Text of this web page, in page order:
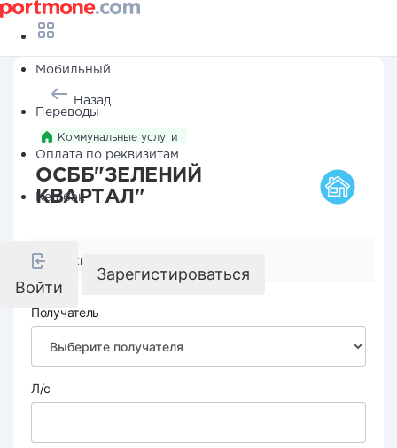
Мобильный
Переводы
Оплата по реквизитам
Кешбэк
Войти
Зарегистироваться
Назад
Коммунальные услуги
ОСББ"ЗЕЛЕНИЙ
КВАРТАЛ"
Реквизиты компании
Получатель
Л/с